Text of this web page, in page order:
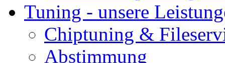
Tuning - unsere
Chiptuning &
Abstimmung